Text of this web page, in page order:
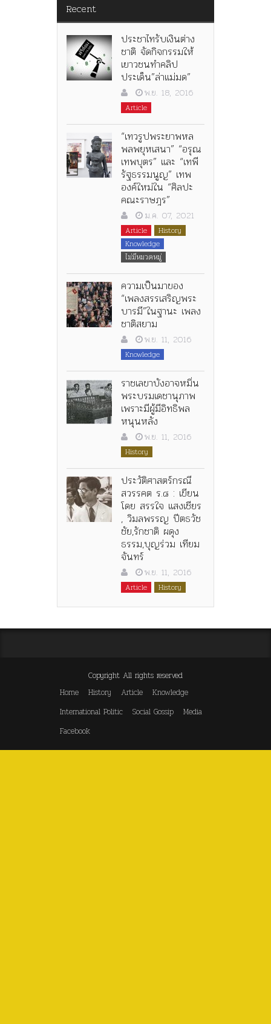
Recent
ประชาไทรับเงินต่าง
ชาติ จัดกิจกรรมให้
เยาวชนทำคลิป
ประเด็น”ล่าแม่มด”
พ.ย. 18, 2016
Article
“เทวรูปพระยาพหล
พลพยุหเสนา” “อรุณ
เทพบุตร” และ “เทพี
รัฐธรรมนูญ” เทพ
องค์ใหม่ใน “ศิลปะ
คณะราษฎร”
ม.ค. 07, 2021
Article
History
Knowledge
ไม่มีหมวดหมู่
ความเป็นมาของ
“เพลงสรรเสริญพระ
บารมี”ในฐานะ เพลง
ชาติสยาม
พ.ย. 11, 2016
Knowledge
ราชเลขาบังอาจหมิ่น
พระบรมเดชานุภาพ
เพราะมีผู้มีอิทธิพล
หนุนหลัง
พ.ย. 11, 2016
History
ประวัติศาสตร์กรณี
สวรรคต ร.๘ : เขียน
โดย สรรใจ แสงเชียร
, วิมลพรรญ ปีตธวัช
ชัย,รักชาติ ผดุง
ธรรม,บุญร่วม เทียม
จันทร์
พ.ย. 11, 2016
Article History
Copyright All rights reserved
Home
History Article
Knowledge
International Politic
Social Gossip
Media
Facebook